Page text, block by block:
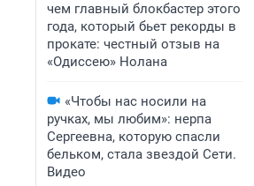
чем главный блокбастер этого
года, который бьет рекорды в
прокате: честный отзыв на
«Одиссею» Нолана
«Чтобы нас носили на
ручках, мы любим»: нерпа
Сергеевна, которую спасли
бельком, стала звездой Сети.
Видео